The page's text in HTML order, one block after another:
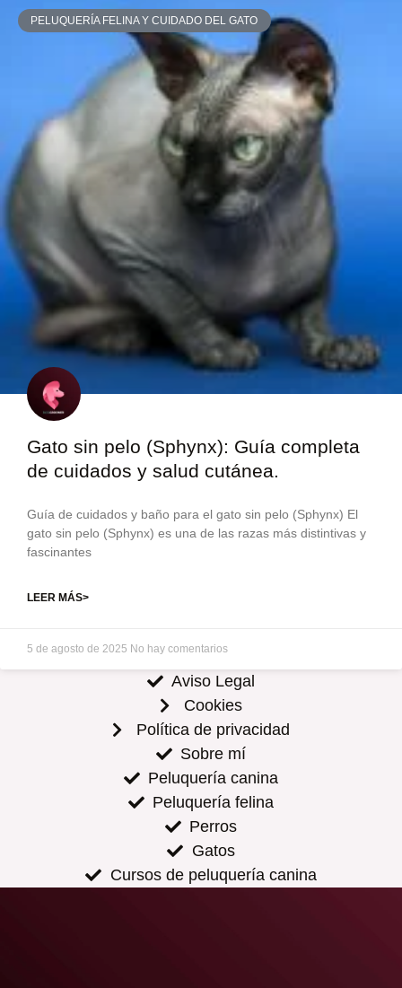
PELUQUERÍA FELINA Y CUIDADO DEL GATO
Gato sin pelo (Sphynx): Guía completa
de cuidados y salud cutánea.
Guía de cuidados y baño para el gato sin pelo (Sphynx) El
gato sin pelo (Sphynx) es una de las razas más distintivas y
fascinantes
LEER MÁS>
5 de agosto de 2025 No hay comentarios
Aviso Legal
Cookies
Política de privacidad
Sobre mí
Peluquería canina
Peluquería felina
Perros
Gatos
Cursos de peluquería canina